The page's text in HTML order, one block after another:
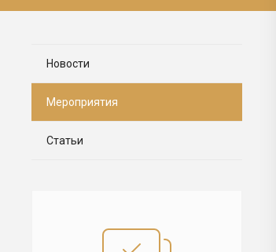
Новости
Мероприятия
Статьи